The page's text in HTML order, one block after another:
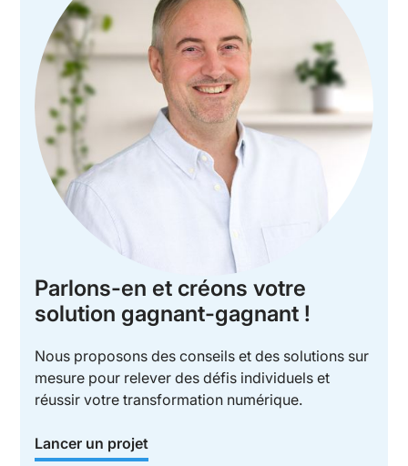
Parlons-en et créons votre
solution gagnant-gagnant !
Nous proposons des conseils et des solutions sur
mesure pour relever des défis individuels et
réussir votre transformation numérique.
Lancer un projet